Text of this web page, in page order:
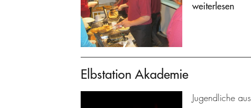
weiterlesen
Elbstation Akademie
Jugendliche